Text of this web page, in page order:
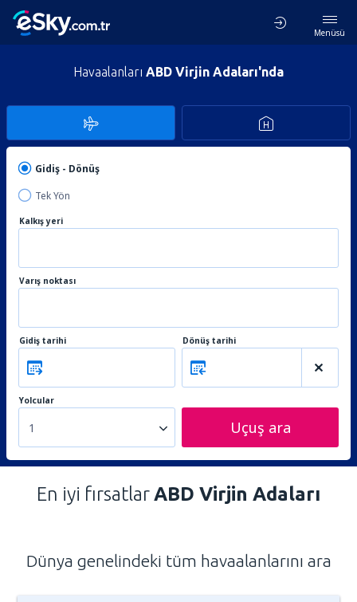
Menüsü
Havaalanları ABD Virjin Adaları'nda
Gidiş - Dönüş
Tek Yön
Kalkış yeri
Varış noktası
Gidiş tarihi Dönüş tarihi
Yolcular
1 Uçuş ara
En iyi fırsatlarABD Virjin Adaları
Dünya genelindeki tüm havaalanlarını ara